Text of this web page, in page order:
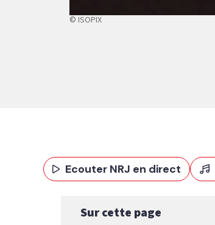
© ISOPIX
Ecouter NRJ en direct
Sur cette page